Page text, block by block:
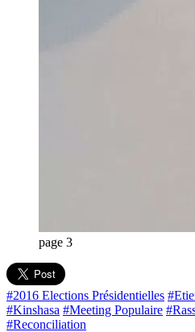
page 3
#2016 Elections Présidentielles
#Kinshasa #Meeting Populaire
#Reconciliation